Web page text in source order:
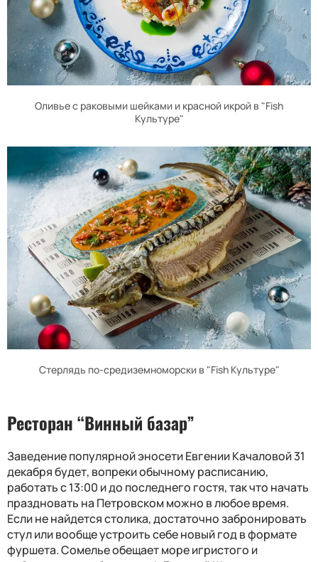
Оливье с раковыми шейками и красной икрой в "Fish
Культуре"
Стерлядь по-средиземноморски в "Fish Культуре"
Ресторан “Винный базар”
Заведение популярной эносети Евгении Качаловой 31
декабря будет, вопреки обычному расписанию,
работать с 13:00 и до последнего гостя, так что начать
праздновать на Петровском можно в любое время.
Если не найдется столика, достаточно забронировать
стул или вообще устроить себе новый год в формате
фуршета. Сомелье обещает море игристого и